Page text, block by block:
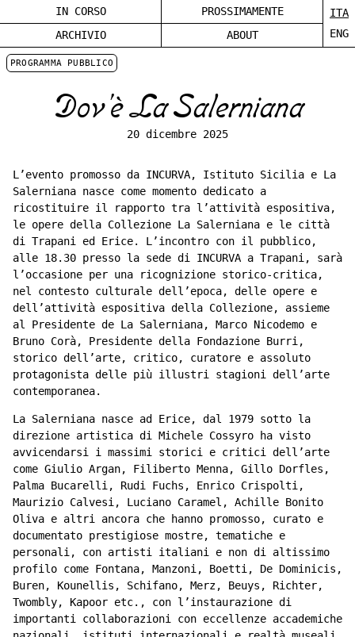
IN CORSO
PROSSIMAMENTE
ARCHIVIO
ABOUT
ITA
ENG
PROGRAMMA PUBBLICO
Dov'è La Salerniana
20 dicembre 2025
L’evento promosso da INCURVA, Istituto Sicilia e La
Salerniana nasce come momento dedicato a
ricostituire il rapporto tra l’attività espositiva,
le opere della Collezione La Salerniana e le città
di Trapani ed Erice. L’incontro con il pubblico,
alle 18.30 presso la sede di INCURVA a Trapani, sarà
l’occasione per una ricognizione storico-critica,
nel contesto culturale dell’epoca, delle opere e
dell’attività espositiva della Collezione, assieme
al Presidente de La Salerniana, Marco Nicodemo e
Bruno Corà, Presidente della Fondazione Burri,
storico dell’arte, critico, curatore e assoluto
protagonista delle più illustri stagioni dell’arte
contemporanea.
La Salerniana nasce ad Erice, dal 1979 sotto la
direzione artistica di Michele Cossyro ha visto
avvicendarsi i massimi storici e critici dell’arte
come Giulio Argan, Filiberto Menna, Gillo Dorfles,
Palma Bucarelli, Rudi Fuchs, Enrico Crispolti,
Maurizio Calvesi, Luciano Caramel, Achille Bonito
Oliva e altri ancora che hanno promosso, curato e
documentato prestigiose mostre, tematiche e
personali, con artisti italiani e non di altissimo
profilo come Fontana, Manzoni, Boetti, De Dominicis,
Buren, Kounellis, Schifano, Merz, Beuys, Richter,
Twombly, Kapoor etc., con l’instaurazione di
importanti collaborazioni con eccellenze accademiche